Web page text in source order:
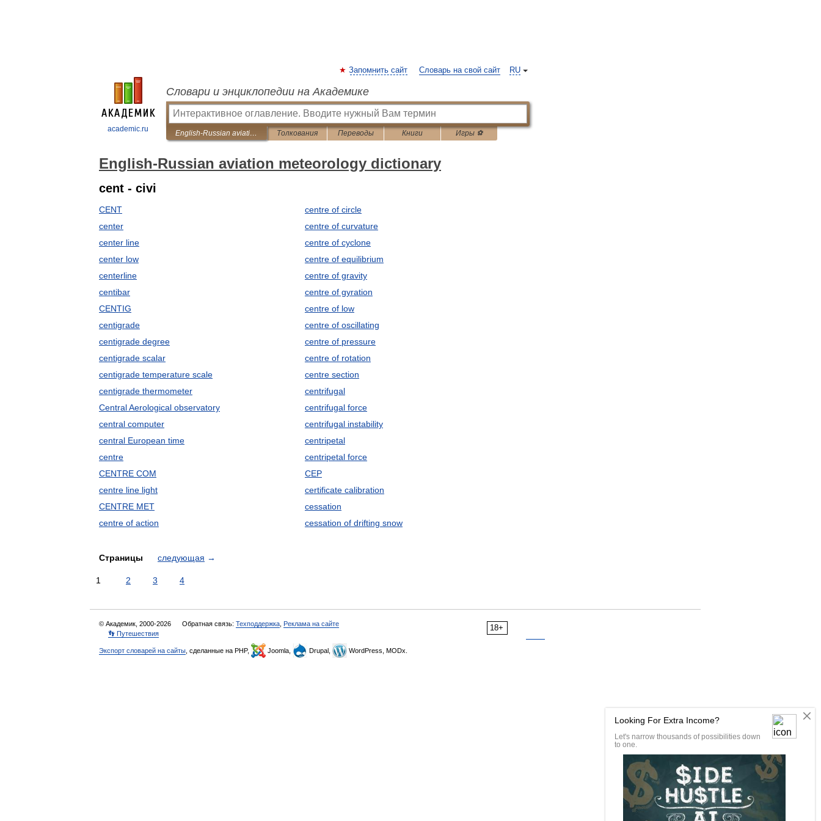
academic.ru
RU
Запомнить сайт Словарь на свой сайт
Словари и энциклопедии на Академике
English-Russian aviation meteorology dictionary Толкования Переводы Книги Игры ⚽
English-Russian aviation meteorology dictionary
cent - civi
CENT
center
center line
center low
centerline
centibar
CENTIG
centigrade
centigrade degree
centigrade scalar
centigrade temperature scale
centigrade thermometer
Central Aerological observatory
central computer
central European time
centre
CENTRE COM
centre line light
CENTRE MET
centre of action
centre of circle
centre of curvature
centre of cyclone
centre of equilibrium
centre of gravity
centre of gyration
centre of low
centre of oscillating
centre of pressure
centre of rotation
centre section
centrifugal
centrifugal force
centrifugal instability
centripetal
centripetal force
CEP
certificate calibration
cessation
cessation of drifting snow
Страницы следующая →
1 2 3 4
18+
© Академик, 2000-2026 Обратная связь: Техподдержка Реклама на сайте
👣 Путешествия
Экспорт словарей на сайты , сделанные на PHP, Joomla, Drupal, WordPress, MODx.